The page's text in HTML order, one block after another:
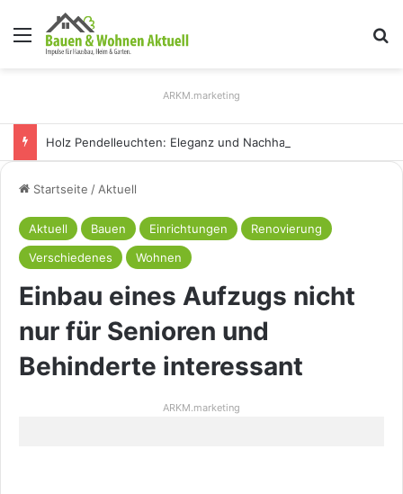
Menü
ARKM.marketing
Startseite / Aktuell
Aktuell Bauen Einrichtungen
Renovierung
Verschiedenes
Wohnen
Einbau eines Aufzugs nicht
nur für Senioren und
Behinderte interessant
ARKM.marketing